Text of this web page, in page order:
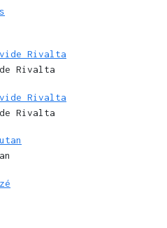
Rivalta
Rivalta